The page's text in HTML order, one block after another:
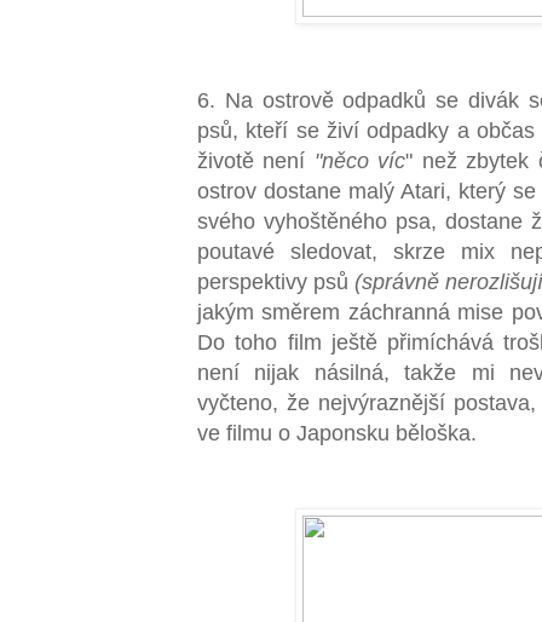
6. Na ostrově odpadků se divák
psů, kteří se živí odpadky a
životě není "něco víc" než zbytek
ostrov dostane malý Atari, který
svého vyhoštěného psa, dostane
poutavé sledovat, skrze mix
perspektivy psů (správně
jakým směrem záchranná mise
Do toho film ještě přimíchává
není nijak násilná, takže mi
vyčteno, že nejvýraznější
ve filmu o Japonsku běloška.